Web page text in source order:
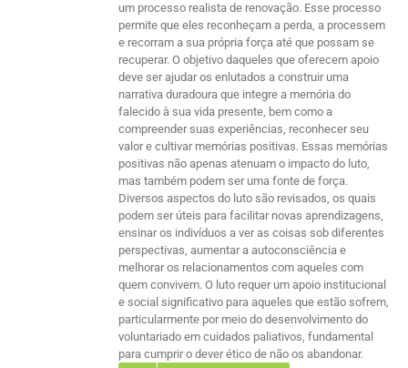
um processo realista de renovação. Esse processo
permite que eles reconheçam a perda, a processem
e recorram a sua própria força até que possam se
recuperar. O objetivo daqueles que oferecem apoio
deve ser ajudar os enlutados a construir uma
narrativa duradoura que integre a memória do
falecido à sua vida presente, bem como a
compreender suas experiências, reconhecer seu
valor e cultivar memórias positivas. Essas memórias
positivas não apenas atenuam o impacto do luto,
mas também podem ser uma fonte de força.
Diversos aspectos do luto são revisados, os quais
podem ser úteis para facilitar novas aprendizagens,
ensinar os indivíduos a ver as coisas sob diferentes
perspectivas, aumentar a autoconsciência e
melhorar os relacionamentos com aqueles com
quem convivem. O luto requer um apoio institucional
e social significativo para aqueles que estão sofrem,
particularmente por meio do desenvolvimento do
voluntariado em cuidados paliativos, fundamental
para cumprir o dever ético de não os abandonar.